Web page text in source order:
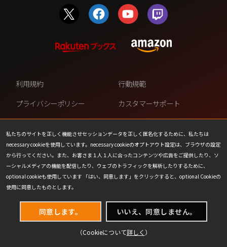
私たちのサイトを正しく機能させセッションデータを正しく匿名化するために、私たちは
necessary cookieを使用しています。necessary cookieのオプトアウト設定は、ブラウザの設定
から行ってください。また、お客さま１人１人に合ったコンテンツや広告をご提供したり、ソ
ーシャルメディアの機能を配信したり、ウェブのトラフィックを解析したりするために、
optional cookieも使用しています 「はい、同意します」をクリックすると、optional Cookieの
使用に同意したものとします。
同意します。 いいえ、同意しません。
（Cookieについて詳しく ）
利用規約
行動規範
プライバシーポリシー
カスタマーサポート
ファンコンテンツ・ポリシー
個人情報の販売や共有を許可し
ない
COOKIE
プレスリリース
会社情報
お問い合わせ